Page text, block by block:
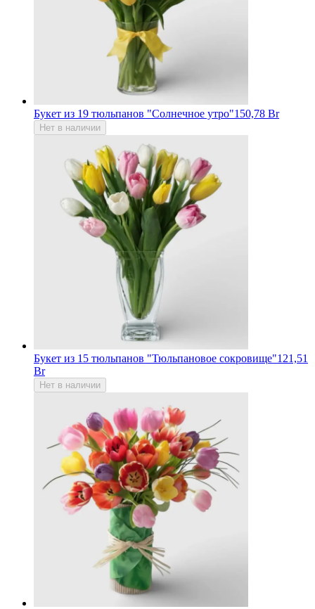
Букет из 19 тюльпанов "Солнечное утро"150,78 Br
Нет в наличии
Букет из 15 тюльпанов "Тюльпановое сокровище"121,51
Br
Нет в наличии